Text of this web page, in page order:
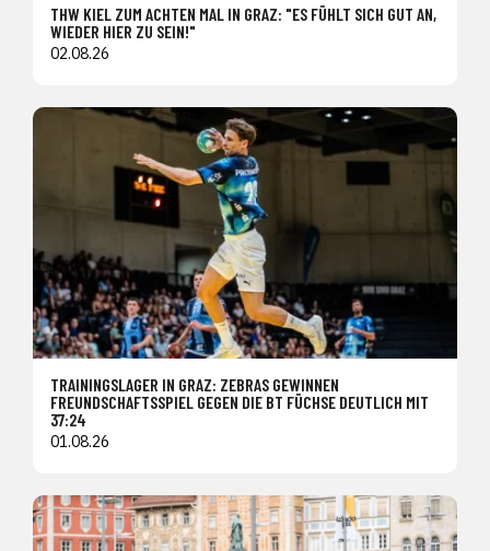
THW KIEL ZUM ACHTEN MAL IN GRAZ: "ES FÜHLT SICH GUT AN,
WIEDER HIER ZU SEIN!"
02.08.26
TRAININGSLAGER IN GRAZ: ZEBRAS GEWINNEN
FREUNDSCHAFTSSPIEL GEGEN DIE BT FÜCHSE DEUTLICH MIT
37:24
01.08.26